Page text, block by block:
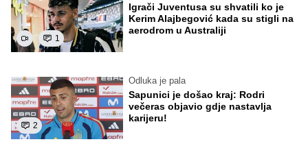
1
Igrači Juventusa su shvatili ko je
Kerim Alajbegović kada su stigli na
aerodrom u Australiji
2
Odluka je pala
Sapunici je došao kraj: Rodri
večeras objavio gdje nastavlja
karijeru!